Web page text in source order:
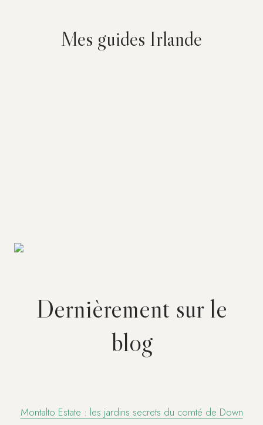
Mes guides Irlande
Dernièrement sur le
blog
Montalto Estate : les jardins secrets du comté de Down